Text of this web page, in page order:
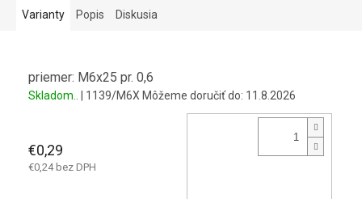
Varianty Popis Diskusia
priemer: M6x25 pr. 0,6
Skladom.. | 1139/M6X Môžeme doručiť do: 11.8.2026
€0,29
€0,24 bez DPH